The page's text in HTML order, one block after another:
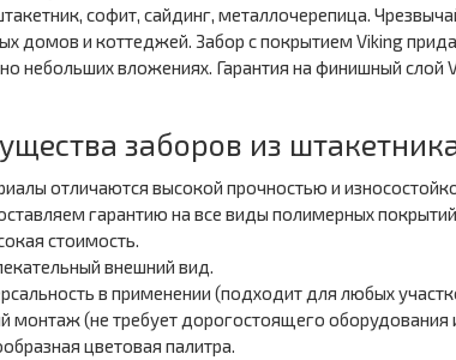
софит, сайдинг, металлочерепица.
домов и коттеджей. Забор с покрытием Viking
небольших вложениях. Гарантия на финишный слой
заборов из
отличаются высокой прочностью и
гарантию на все виды полимерных
стоимость.
внешний вид.
в применении (подходит для любых
монтаж (не требует дорогостоящего оборудования
цветовая палитра.